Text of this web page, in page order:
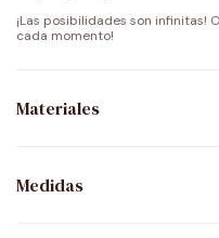
¡Las posibilidades son infinitas!
cada momento!
Materiales
Medidas